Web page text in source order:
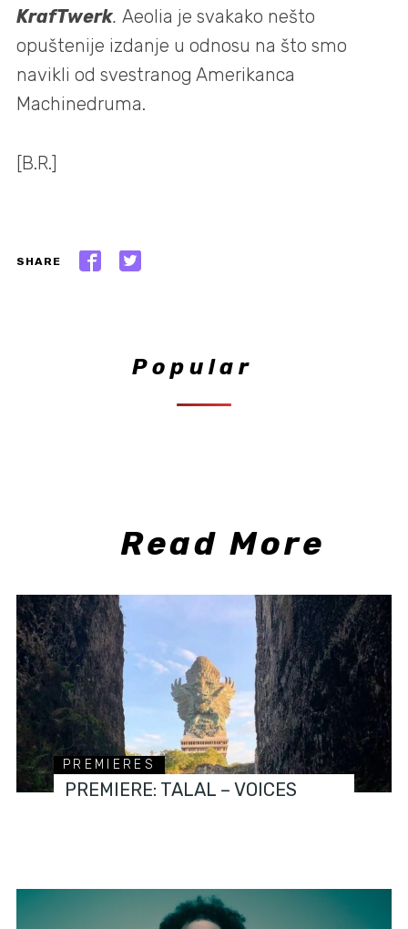
KrafTwerk. Aeolia je svakako nešto
opuštenije izdanje u odnosu na što smo
navikli od svestranog Amerikanca
Machinedruma.
[B.R.]
SHARE
Popular
Read More
PREMIERES
PREMIERE: TALAL – VOICES